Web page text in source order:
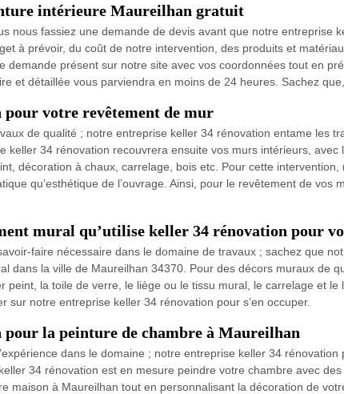
intérieure Maureilhan gratuit
nous fassiez une demande de devis avant que notre
à prévoir, du coût de notre intervention, des produits et
demande présent sur notre site avec vos coordonnées tout en
et détaillée vous parviendra en moins de 24 heures. Sachez
votre revêtement de mur
de qualité ; notre entreprise keller 34 rénovation entame les
keller 34 rénovation recouvrera ensuite vos murs intérieurs,
décoration à chaux, carrelage, bois etc. Pour cette
qu’esthétique de l’ouvrage. Ainsi, pour le revêtement de
mural qu’utilise keller 34 rénovation pour
faire nécessaire dans le domaine de travaux ; sachez que
dans la ville de Maureilhan 34370. Pour des décors muraux de
peint, la toile de verre, le liège ou le tissu mural, le carrelage et
sur notre entreprise keller 34 rénovation pour s’en occuper.
la peinture de chambre à Maureilhan
dans le domaine ; notre entreprise keller 34
34 rénovation est en mesure peindre votre chambre avec
maison à Maureilhan tout en personnalisant la décoration de